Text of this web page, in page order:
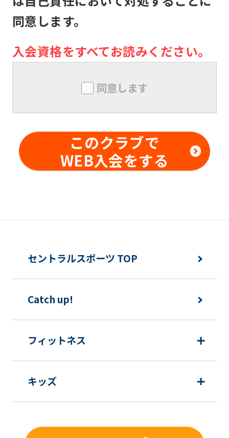
事故について、本クラブの責に帰すべ
き事由がない限り、責任は負いませ
トラブルについても同様とします。
メンバーは、本クラブにおいて、技量
ブの事前の書面による承諾なしに、対
価を得て他の利用者に対する指導行為
を行ってはならないものとします。メ
メンバーは、住所または連絡先等に変更
各種届出制度について
提
限
同意します。
入会資格をすべてお読みください。
同意します
このクラブで
WEB入会をする
セントラルスポーツ TOP
Catch up!
フィットネス
キッズ